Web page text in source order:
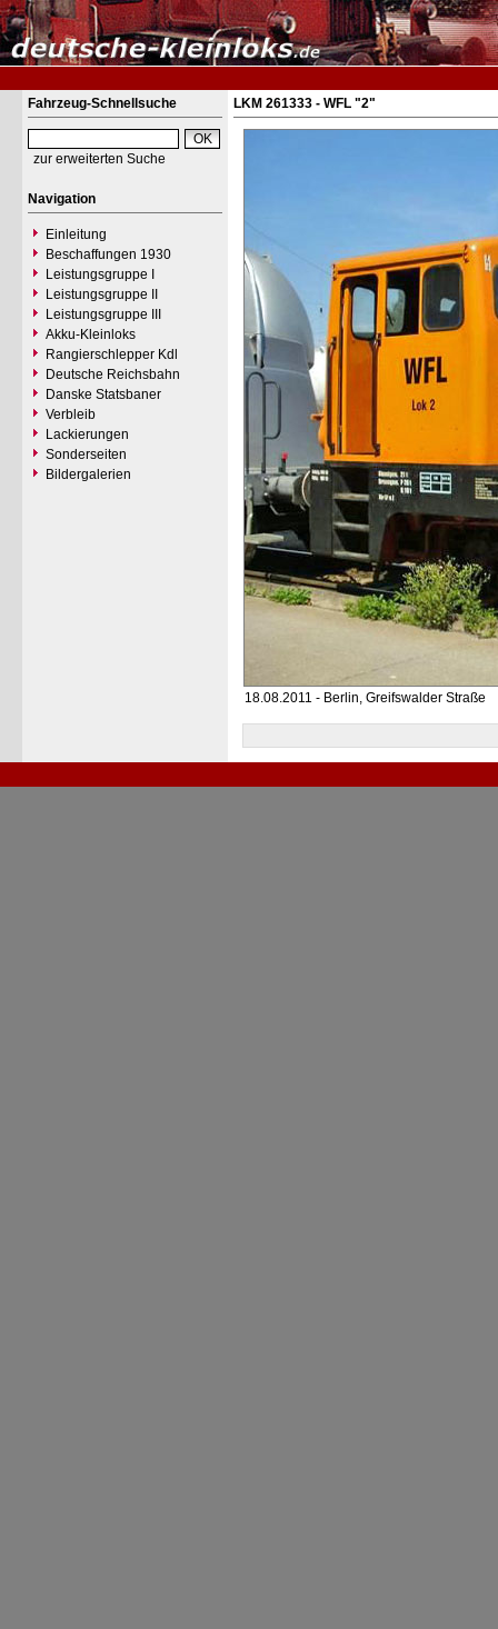
Fahrzeug-Schnellsuche
zur erweiterten Suche
Navigation
Einleitung
Beschaffungen 1930
Leistungsgruppe I
Leistungsgruppe II
Leistungsgruppe III
Akku-Kleinloks
Rangierschlepper Kdl
Deutsche Reichsbahn
Danske Statsbaner
Verbleib
Lackierungen
Sonderseiten
Bildergalerien
LKM 261333 - WFL "2"
18.08.2011 - Berlin, Greifswalder Straße